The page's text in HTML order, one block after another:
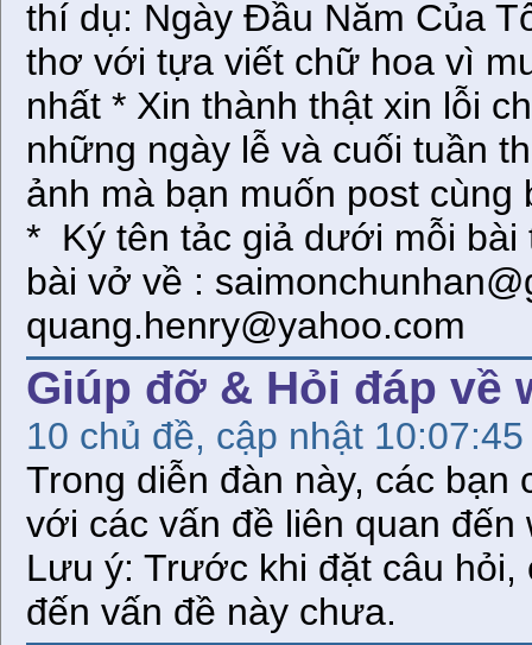
thí dụ: Ngày Đầu Năm Của
thơ với tựa viết chữ hoa vì
nhất * Xin thành thật xin lỗi
những ngày lễ và cuối tuần
ảnh mà bạn muốn post
* Ký tên tảc giả dưới mỗi
bài vở về :
quang.henry@yahoo.com
Giúp đỡ & Hỏi đáp về
10 chủ đề, cập nhật
Trong diễn đàn này, các
với các vấn đề liên quan
Lưu ý: Trước khi đặt câu
đến vấn đề này chưa.